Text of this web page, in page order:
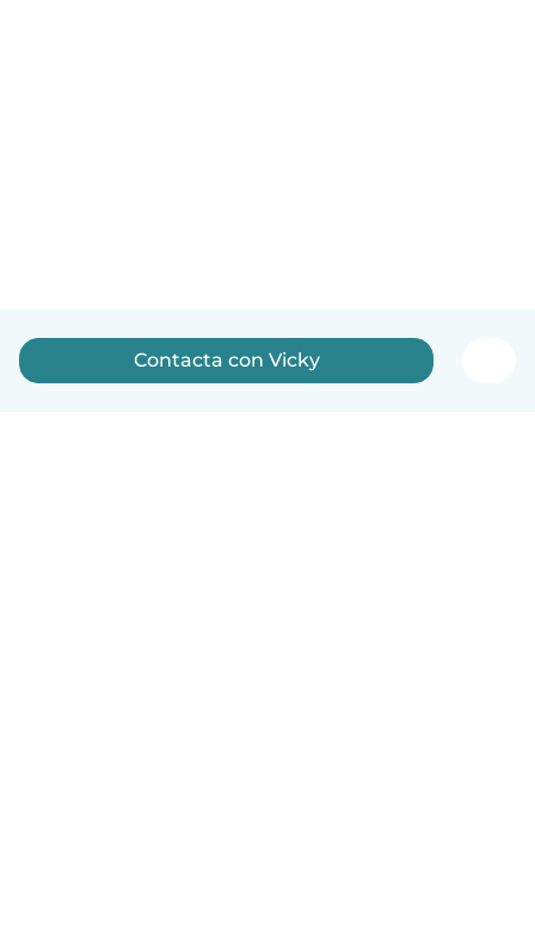
Contacta con Vicky